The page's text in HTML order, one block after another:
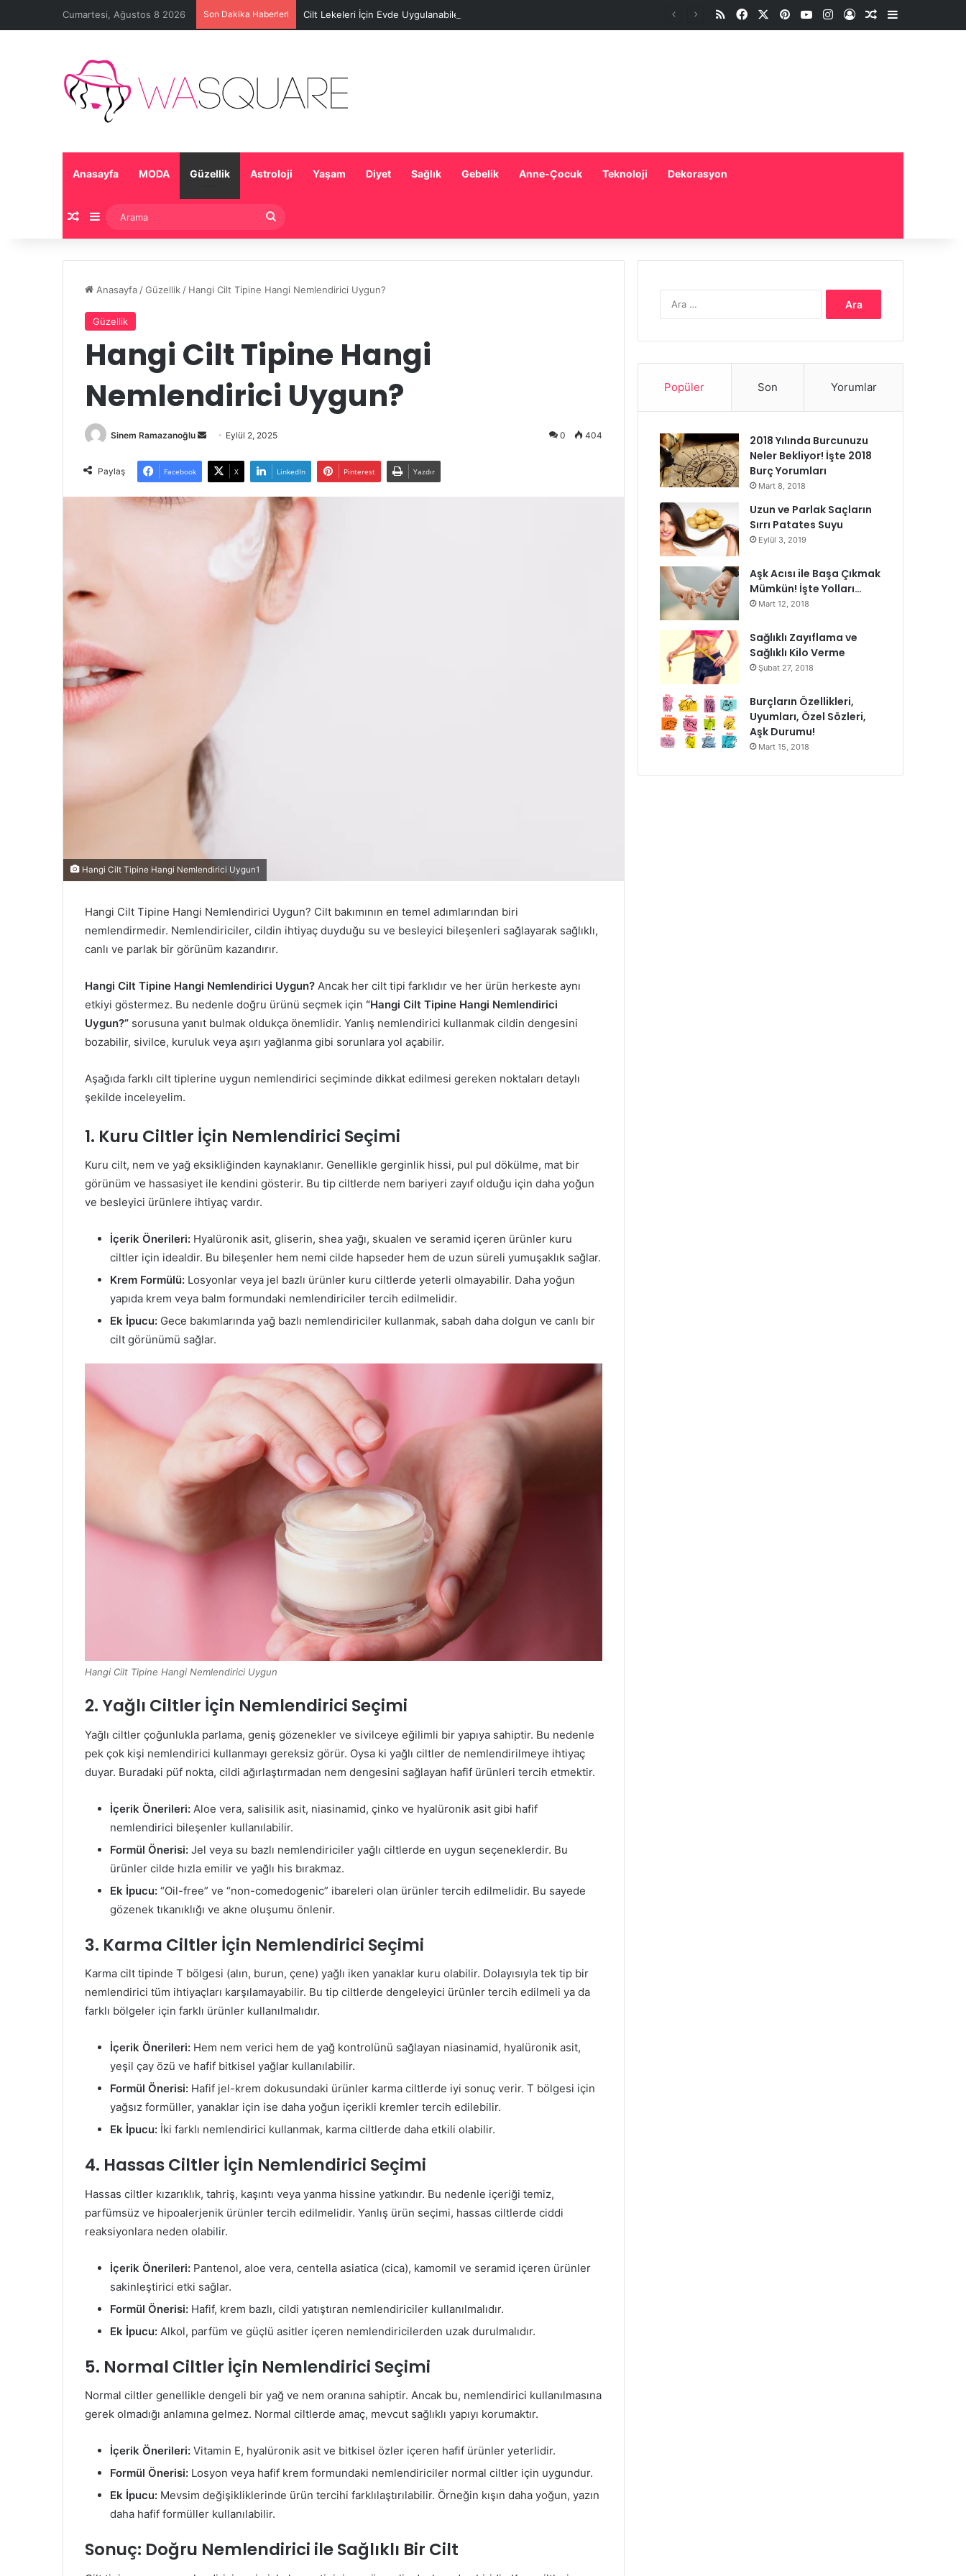
Cumartesi, Ağustos 8 2026 Son Dakika Haberleri Cilt Lekeleri İçin Evde Uygulanabilecek Basit Maskeler RSSFacebookPinterestYouTubeInstagramOturum aç
Rastgele Makale
Kenar
Anasayfa MODA Güzellik Astroloji Yaşam Diyet Sağlık Gebelik Anne-Çocuk Teknoloji Dekorasyon
Rastgele Makale
Kenar Bölmesi
Anasayfa /Güzellik / Hangi Cilt Tipine Hangi Nemlendirici Uygun?
Güzellik
Hangi Cilt Tipine Hangi
Nemlendirici Uygun?
Sinem Ramazanoğlu
Bir
posta
Eylül 2, 2025 0 404
Paylaş Facebook X LinkedIn Pinterest Yazdır
Hangi Cilt Tipine Hangi Nemlendirici Uygun1
Hangi Cilt Tipine Hangi Nemlendirici Uygun? Cilt bakımının en temel adımlarından biri
nemlendirmedir. Nemlendiriciler, cildin ihtiyaç duyduğu su ve besleyici bileşenleri sağlayarak sağlıklı,
canlı ve parlak bir görünüm kazandırır.
Hangi Cilt Tipine Hangi Nemlendirici Uygun? Ancak her cilt tipi farklıdır ve her ürün herkeste aynı
etkiyi göstermez. Bu nedenle doğru ürünü seçmek için “Hangi Cilt Tipine Hangi Nemlendirici
Uygun?” sorusuna yanıt bulmak oldukça önemlidir. Yanlış nemlendirici kullanmak cildin dengesini
bozabilir, sivilce, kuruluk veya aşırı yağlanma gibi sorunlara yol açabilir.
Aşağıda farklı cilt tiplerine uygun nemlendirici seçiminde dikkat edilmesi gereken noktaları detaylı
şekilde inceleyelim.
1. Kuru Ciltler İçin Nemlendirici Seçimi
Kuru cilt, nem ve yağ eksikliğinden kaynaklanır. Genellikle gerginlik hissi, pul pul dökülme, mat bir
görünüm ve hassasiyet ile kendini gösterir. Bu tip ciltlerde nem bariyeri zayıf olduğu için daha yoğun
ve besleyici ürünlere ihtiyaç vardır.
İçerik Önerileri: Hyalüronik asit, gliserin, shea yağı, skualen ve seramid içeren ürünler kuru
ciltler için idealdir. Bu bileşenler hem nemi cilde hapseder hem de uzun süreli yumuşaklık sağlar.
Krem Formülü: Losyonlar veya jel bazlı ürünler kuru ciltlerde yeterli olmayabilir. Daha yoğun
yapıda krem veya balm formundaki nemlendiriciler tercih edilmelidir.
Ek İpucu: Gece bakımlarında yağ bazlı nemlendiriciler kullanmak, sabah daha dolgun ve canlı bir
cilt görünümü sağlar.
Hangi Cilt Tipine Hangi Nemlendirici Uygun
2. Yağlı Ciltler İçin Nemlendirici Seçimi
Yağlı ciltler çoğunlukla parlama, geniş gözenekler ve sivilceye eğilimli bir yapıya sahiptir. Bu nedenle
pek çok kişi nemlendirici kullanmayı gereksiz görür. Oysa ki yağlı ciltler de nemlendirilmeye ihtiyaç
duyar. Buradaki püf nokta, cildi ağırlaştırmadan nem dengesini sağlayan hafif ürünleri tercih etmektir.
İçerik Önerileri: Aloe vera, salisilik asit, niasinamid, çinko ve hyalüronik asit gibi hafif
nemlendirici bileşenler kullanılabilir.
Formül Önerisi: Jel veya su bazlı nemlendiriciler yağlı ciltlerde en uygun seçeneklerdir. Bu
ürünler cilde hızla emilir ve yağlı his bırakmaz.
Ek İpucu: “Oil-free” ve “non-comedogenic” ibareleri olan ürünler tercih edilmelidir. Bu sayede
gözenek tıkanıklığı ve akne oluşumu önlenir.
3. Karma Ciltler İçin Nemlendirici Seçimi
Karma cilt tipinde T bölgesi (alın, burun, çene) yağlı iken yanaklar kuru olabilir. Dolayısıyla tek tip bir
nemlendirici tüm ihtiyaçları karşılamayabilir. Bu tip ciltlerde dengeleyici ürünler tercih edilmeli ya da
farklı bölgeler için farklı ürünler kullanılmalıdır.
İçerik Önerileri: Hem nem verici hem de yağ kontrolünü sağlayan niasinamid, hyalüronik asit,
yeşil çay özü ve hafif bitkisel yağlar kullanılabilir.
Formül Önerisi: Hafif jel-krem dokusundaki ürünler karma ciltlerde iyi sonuç verir. T bölgesi için
yağsız formüller, yanaklar için ise daha yoğun içerikli kremler tercih edilebilir.
Ek İpucu: İki farklı nemlendirici kullanmak, karma ciltlerde daha etkili olabilir.
4. Hassas Ciltler İçin Nemlendirici Seçimi
Hassas ciltler kızarıklık, tahriş, kaşıntı veya yanma hissine yatkındır. Bu nedenle içeriği temiz,
parfümsüz ve hipoalerjenik ürünler tercih edilmelidir. Yanlış ürün seçimi, hassas ciltlerde ciddi
reaksiyonlara neden olabilir.
İçerik Önerileri: Pantenol, aloe vera, centella asiatica (cica), kamomil ve seramid içeren ürünler
sakinleştirici etki sağlar.
Formül Önerisi: Hafif, krem bazlı, cildi yatıştıran nemlendiriciler kullanılmalıdır.
Ek İpucu: Alkol, parfüm ve güçlü asitler içeren nemlendiricilerden uzak durulmalıdır.
5. Normal Ciltler İçin Nemlendirici Seçimi
Normal ciltler genellikle dengeli bir yağ ve nem oranına sahiptir. Ancak bu, nemlendirici kullanılmasına
gerek olmadığı anlamına gelmez. Normal ciltlerde amaç, mevcut sağlıklı yapıyı korumaktır.
İçerik Önerileri: Vitamin E, hyalüronik asit ve bitkisel özler içeren hafif ürünler yeterlidir.
Formül Önerisi: Losyon veya hafif krem formundaki nemlendiriciler normal ciltler için uygundur.
Ek İpucu: Mevsim değişikliklerinde ürün tercihi farklılaştırılabilir. Örneğin kışın daha yoğun, yazın
daha hafif formüller kullanılabilir.
Sonuç: Doğru Nemlendirici ile Sağlıklı Bir Cilt
Popüler Son Yorumlar
2018 Yılında Burcunuzu
Neler Bekliyor! İşte 2018
Burç Yorumları
Mart 8, 2018
Uzun ve Parlak Saçların
Sırrı Patates Suyu
Eylül 3, 2019
Aşk Acısı ile Başa Çıkmak
Mümkün! İşte Yolları…
Mart 12, 2018
Sağlıklı Zayıflama ve
Sağlıklı Kilo Verme
Şubat 27, 2018
Burçların Özellikleri,
Uyumları, Özel Sözleri,
Aşk Durumu!
Mart 15, 2018